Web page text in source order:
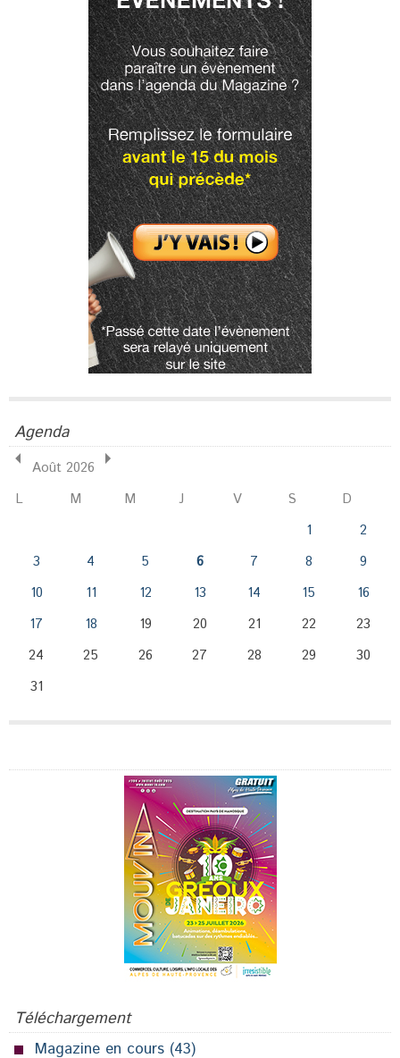
Agenda
Août 2026
L
M M J V S
D
1
2
3
4 5 6 7 8
9
10
11 12 13 14 15
16
17
18 19 20 21 22
23
24
25 26 27 28 29
30
31
Téléchargement
Magazine en cours (43)